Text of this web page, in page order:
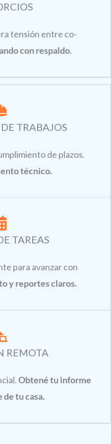
tensión entre co-
con respaldo.
TRABAJOS
de plazos.
técnico.
TAREAS
para avanzar con
y reportes claros.
REMOTA
Obtené tu informe
tu casa.